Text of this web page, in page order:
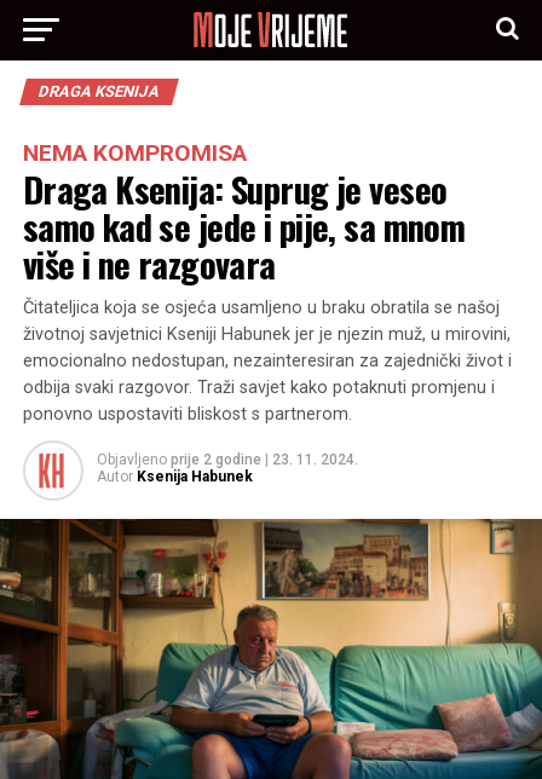
DRAGA KSENIJA
NEMA KOMPROMISA
Draga Ksenija: Suprug je veseo
samo kad se jede i pije, sa mnom
više i ne razgovara
Čitateljica koja se osjeća usamljeno u braku obratila se našoj
životnoj savjetnici Kseniji Habunek jer je njezin muž, u mirovini,
emocionalno nedostupan, nezainteresiran za zajednički život i
odbija svaki razgovor. Traži savjet kako potaknuti promjenu i
ponovno uspostaviti bliskost s partnerom.
Objavljeno prije 2 godine
23. 11. 2024.
Autor Ksenija Habunek